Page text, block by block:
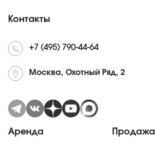
Контакты
+7 (495) 790-44-64
Москва, Охотный Ряд, 2
Аренда Продажа